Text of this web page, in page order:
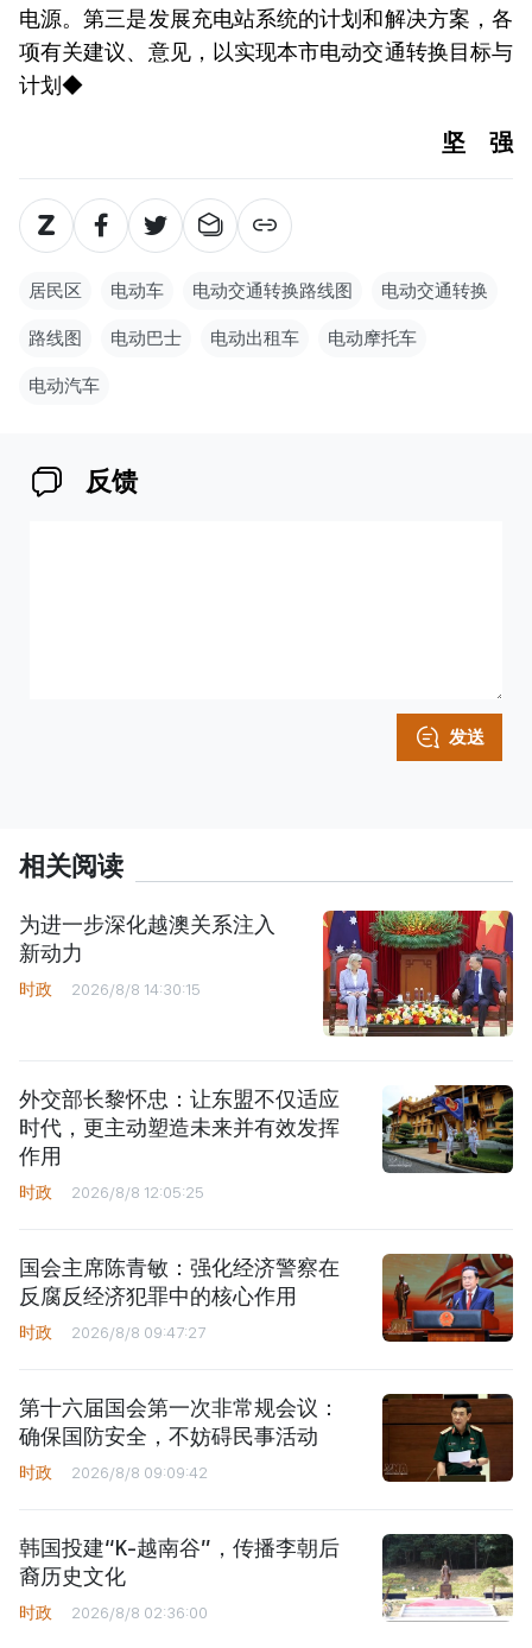
电源。第三是发展充电站系统的计划和解决方案，各
项有关建议、意见，以实现本市电动交通转换目标与
计划◆
坚 强
居民区 电动车 电动交通转换路线图 电动交通转换
路线图 电动巴士 电动出租车 电动摩托车
电动汽车
反馈
发送
相关阅读
为进一步深化越澳关系注入
新动力
时政 2026/8/8 14:30:15
外交部长黎怀忠：让东盟不仅适应
时代，更主动塑造未来并有效发挥
作用
时政 2026/8/8 12:05:25
国会主席陈青敏：强化经济警察在
反腐反经济犯罪中的核心作用
时政 2026/8/8 09:47:27
第十六届国会第一次非常规会议：
确保国防安全，不妨碍民事活动
时政 2026/8/8 09:09:42
韩国投建“K-越南谷”，传播李朝后
裔历史文化
时政 2026/8/8 02:36:00